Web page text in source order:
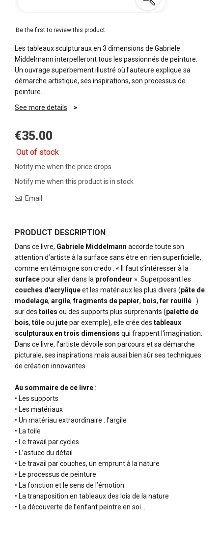
Be the first to review this product
Les tableaux sculpturaux en 3 dimensions de Gabriele
Middelmann interpelleront tous les passionnés de peinture.
Un ouvrage superbement illustré où l'auteure explique sa
démarche artistique, ses inspirations, son processus de
peinture…
See more details
€35.00
Out of stock
Notify me when the price drops
Notify me when this product is in stock
Email
PRODUCT DESCRIPTION
Dans ce livre, Gabriele Middelmann accorde toute son
attention d’artiste à la surface sans être en rien superficielle,
comme en témoigne son credo : « Il faut s’intéresser à la
surfacepour aller dans la profondeur ». Superposant les
couches d'acryliqueet les matériaux les plus divers (pâte de
modelage, argile,fragments de papier, bois,fer rouillé …)
sur des toiles ou des supports plus surprenants (palette de
bois, tôleou jutepar exemple), elle crée des tableaux
sculpturaux en trois dimensions qui frappent l'imagination.
Dans ce livre, l'artiste dévoile son parcours et sa démarche
picturale, ses inspirations mais aussi bien sûr ses techniques
de création innovantes.
Au sommaire de ce livre:
• Les supports
• Les matériaux
• Un matériau extraordinaire : l’argile
• La toile
• Le travail par cycles
• L’astuce du détail
• Le travail par couches, un emprunt à la nature
• Le processus de peinture
• La fonction et le sens de l’émotion
• La transposition en tableaux des lois de la nature
• La découverte de l’enfant peintre en soi…